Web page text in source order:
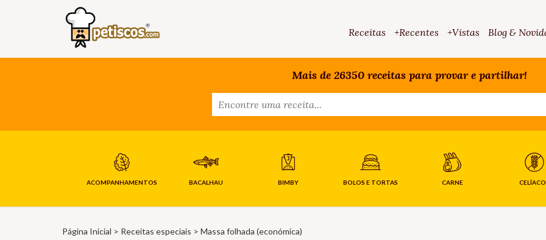
Receitas +Recentes +Vistas Blog &
Mais de 26350 receitas para provar e partilhar!
ACOMPANHAMENTOS BACALHAU BIMBY BOLOS E TORTAS CARNE
Página Inicial > Receitas especiais > Massa folhada (económica)